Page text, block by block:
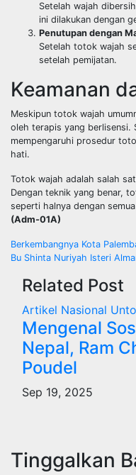
Setelah wajah
ini dilakukan dengan
Penutupan dengan
Setelah totok wajah
setelah pemijatan.
Keamanan
Meskipun totok wajah
oleh terapis yang berlisensi.
mempengaruhi prosedur
hati.
Totok wajah adalah salah
Dengan teknik yang benar,
seperti halnya dengan
(Adm-01A)
Navigasi
pos
Berkembangnya Kota
Bu Shinta Nuriyah Isteri
Related Post
Artikel Nasional
Mengenal
Nepal, Ram
Poudel
Sep 19, 2025
Tinggalkan